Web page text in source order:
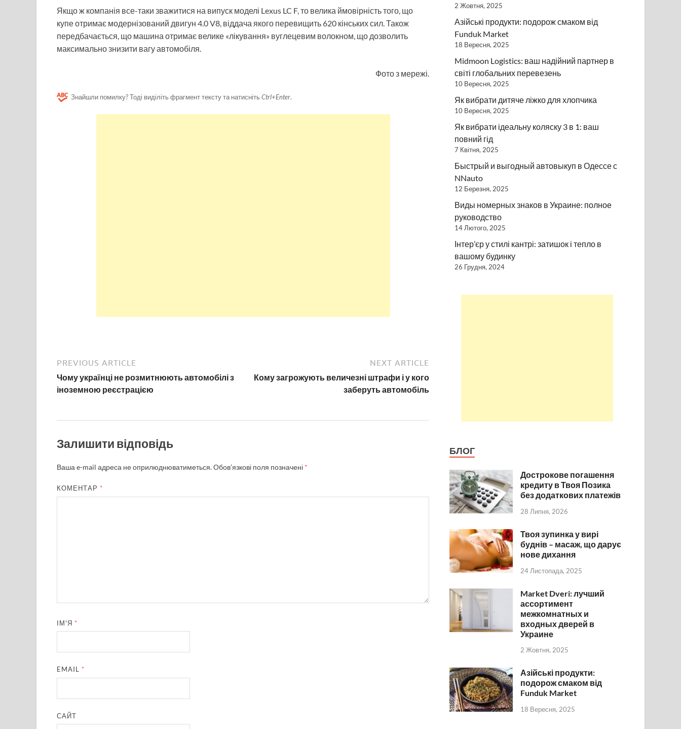
Якщо ж компанія все-таки зважитися на випуск моделі Lexus LC F, то велика ймовірність того, що
купе отримає модернізований двигун 4.0 V8, віддача якого перевищить 620 кінських сил. Також
передбачається, що машина отримає велике «лікування» вуглецевим волокном, що дозволить
максимально знизити вагу автомобіля.
Фото з мережі.
Знайшли помилку? Тоді виділіть фрагмент тексту та натисніть Ctrl+Enter.
PREVIOUS ARTICLE
Чому українці не розмитнюють автомобілі з
іноземною реєстрацією
NEXT ARTICLE
Кому загрожують величезні штрафи і у кого
заберуть автомобіль
Залишити відповідь
Ваша e-mail адреса не оприлюднюватиметься.Обов’язкові поля позначені *
КОМЕНТАР *
ІМ'Я *
EMAIL *
САЙТ
2 Жовтня, 2025
Азійські продукти: подорож смаком від
Funduk Market
18 Вересня, 2025
Midmoon Logistics: ваш надійний партнер в
світі глобальних перевезень
10 Вересня, 2025
Як вибрати дитяче ліжко для хлопчика
10 Вересня, 2025
Як вибрати ідеальну коляску 3 в 1: ваш
повний гід
7 Квітня, 2025
Быстрый и выгодный автовыкуп в Одессе с
NNauto
12 Березня, 2025
Виды номерных знаков в Украине: полное
руководство
14 Лютого, 2025
Інтер’єр у стилі кантрі: затишок і тепло в
вашому будинку
26 Грудня, 2024
БЛОГ
Дострокове погашення
кредиту в Твоя Позика
без додаткових платежів
28 Липня, 2026
Твоя зупинка у вирі
буднів – масаж, що дарує
нове дихання
24 Листопада, 2025
Market Dveri: лучший
ассортимент
межкомнатных и
входных дверей в
Украине
2 Жовтня, 2025
Азійські продукти:
подорож смаком від
Funduk Market
18 Вересня, 2025